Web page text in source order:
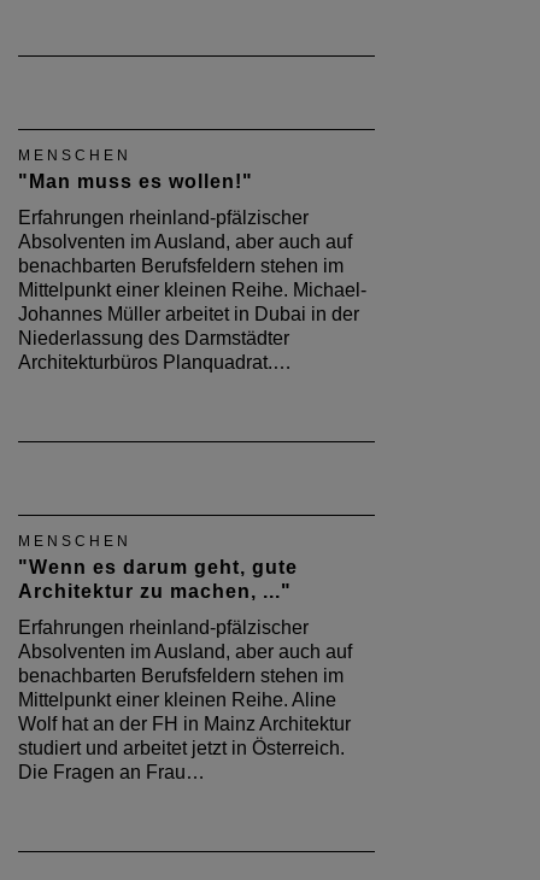
MENSCHEN
"Man muss es wollen!"
Erfahrungen rheinland-pfälzischer
Absolventen im Ausland, aber auch auf
benachbarten Berufsfeldern stehen im
Mittelpunkt einer kleinen Reihe. Michael-
Johannes Müller arbeitet in Dubai in der
Niederlassung des Darmstädter
Architekturbüros Planquadrat.…
MENSCHEN
"Wenn es darum geht, gute
Architektur zu machen, ..."
Erfahrungen rheinland-pfälzischer
Absolventen im Ausland, aber auch auf
benachbarten Berufsfeldern stehen im
Mittelpunkt einer kleinen Reihe. Aline
Wolf hat an der FH in Mainz Architektur
studiert und arbeitet jetzt in Österreich.
Die Fragen an Frau…